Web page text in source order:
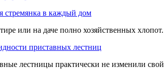
стремянка в каждый дом
или на даче полно хозяйственных хлопот.
приставных лестниц
лестницы практически не изменили